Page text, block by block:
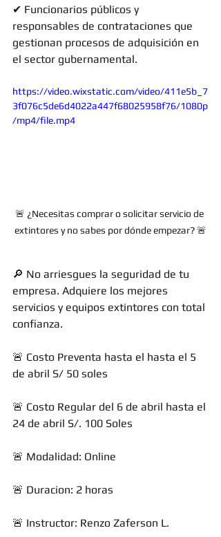
✔ Funcionarios públicos y
responsables de contrataciones que
gestionan procesos de adquisición en
el sector gubernamental.
https://video.wixstatic.com/video/411e5b_7
3f076c5de6d4022a447f68025958f76/1080p
/mp4/file.mp4
🚨 ¿Necesitas comprar o solicitar servicio de
extintores y no sabes por dónde empezar? 🚨
🔎 No arriesgues la seguridad de tu
empresa. Adquiere los mejores
servicios y equipos extintores con total
confianza.
🚨 Costo Preventa hasta el hasta el 5
de abril S/ 50 soles
🚨 Costo Regular del 6 de abril hasta el
24 de abril S/. 100 Soles
🚨 Modalidad: Online
🚨 Duracion: 2 horas
🚨 Instructor: Renzo Zaferson L.